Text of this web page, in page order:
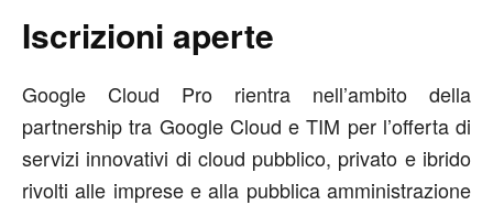
Iscrizioni aperte
Google Cloud Pro rientra nell’ambito della
partnership tra Google Cloud e TIM per l’offerta di
servizi innovativi di cloud pubblico, privato e ibrido
rivolti alle imprese e alla pubblica amministrazione